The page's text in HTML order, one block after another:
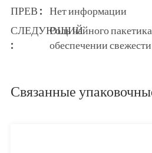
ПРЕВ : Нет информации
СЛЕДУЮЩИЙ
:
Роль чайного
обеспечении
Связанные